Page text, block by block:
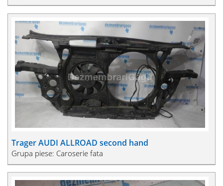
Trager AUDI ALLROAD second hand
Grupa piese: Caroserie fata